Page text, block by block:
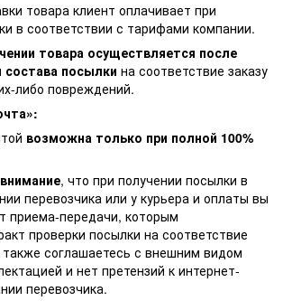
товара клиент оплачивает при
в соответствии с тарифами компании.
товара осуществляется после
состава посылки на соответствие заказу
либо повреждений.
возможна только при полной 100%
, что при получении посылки в
перевозчика или у курьера и оплаты вы
приема-передачи, которым
проверки посылки на соответствие
соглашаетесь с внешним видом
и нет претензий к интернет-
перевозчика.